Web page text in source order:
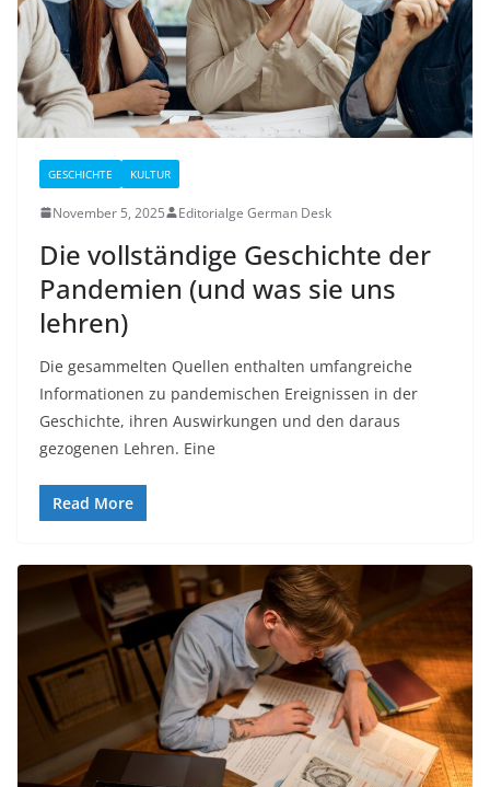
GESCHICHTE KULTUR
November 5, 2025 Editorialge German Desk
Die vollständige Geschichte der
Pandemien (und was sie uns
lehren)
Die gesammelten Quellen enthalten umfangreiche
Informationen zu pandemischen Ereignissen in der
Geschichte, ihren Auswirkungen und den daraus
gezogenen Lehren. Eine
Read More